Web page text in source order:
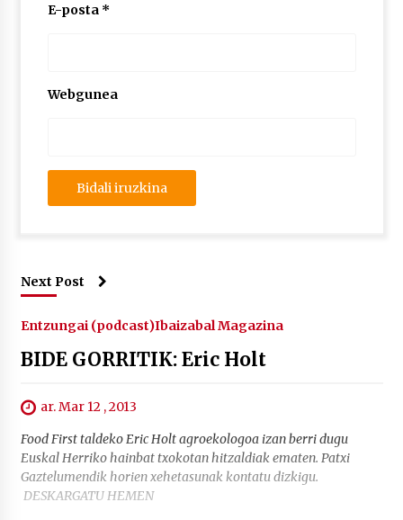
E-posta *
Webgunea
Next Post
Entzungai (podcast)Ibaizabal Magazina
BIDE GORRITIK: Eric Holt
ar. Mar 12 , 2013
Food First taldeko Eric Holt agroekologoa izan berri dugu
Euskal Herriko hainbat txokotan hitzaldiak ematen. Patxi
Gaztelumendik horien xehetasunak kontatu dizkigu.
DESKARGATU HEMEN